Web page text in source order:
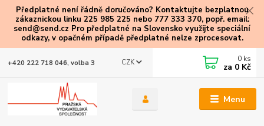
Předplatné není řádně doručováno? Kontaktujte bezplatnou
zákaznickou linku 225 985 225 nebo 777 333 370, popř. email:
send@send.cz Pro předplatné na Slovensko využijte speciální
odkazy, v opačném případě předplatné nelze zprocesovat.
Menu
CZK
+420 222 718 046, volba 3 0 ks
za 0 Kč